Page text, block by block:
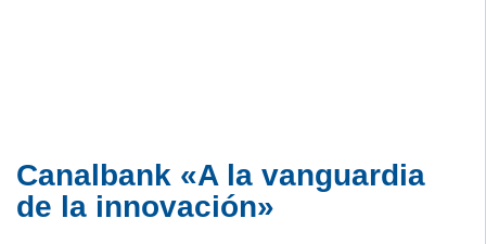
Canalbank «A la vanguardia
de la innovación»